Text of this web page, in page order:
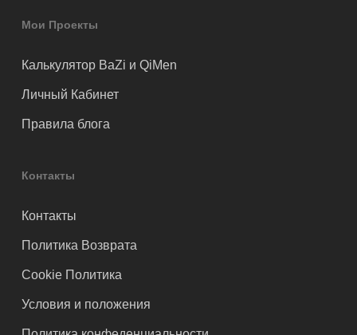
Мои Проекты
Калькулятор BaZi и QiMen
Личный Кабинет
Правила блога
Контакты
Контакты
Политика Возврата
Cookie Политика
Условия и положения